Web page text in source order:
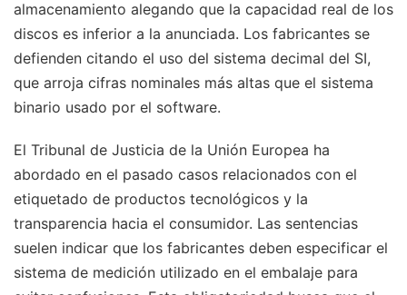
almacenamiento alegando que la capacidad real de los
discos es inferior a la anunciada. Los fabricantes se
defienden citando el uso del sistema decimal del SI,
que arroja cifras nominales más altas que el sistema
binario usado por el software.
El Tribunal de Justicia de la Unión Europea ha
abordado en el pasado casos relacionados con el
etiquetado de productos tecnológicos y la
transparencia hacia el consumidor. Las sentencias
suelen indicar que los fabricantes deben especificar el
sistema de medición utilizado en el embalaje para